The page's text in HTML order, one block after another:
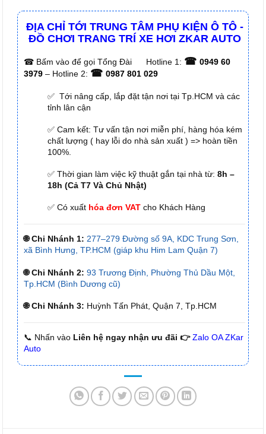
ĐỊA CHỈ TỚI TRUNG TÂM PHỤ KIỆN Ô TÔ -
ĐỒ CHƠI TRANG TRÍ XE HƠI ZKAR AUTO
☎ Bấm vào để gọi Tổng Đài Hotline 1: ☎ 0949 60
3979 – Hotline 2: ☎ 0987 801 029
✅ Tới nâng cấp, lắp đặt tận nơi tại Tp.HCM và các
tỉnh lân cận
✅ Cam kết: Tư vấn tận nơi miễn phí, hàng hóa kém
chất lượng ( hay lỗi do nhà sản xuất ) => hoàn tiền
100%.
✅ Thời gian làm việc kỹ thuật gắn tại nhà từ: 8h –
18h (Cả T7 Và Chủ Nhật)
✅ Có xuất hóa đơn VAT cho Khách Hàng
🌐 Chi Nhánh 1: 277–279 Đường số 9A, KDC Trung Sơn,
xã Bình Hưng, TP.HCM (giáp khu Him Lam Quận 7)
🌐 Chi Nhánh 2: 93 Trương Định, Phường Thủ Dầu Một,
Tp.HCM (Bình Dương cũ)
🌐 Chi Nhánh 3: Huỳnh Tấn Phát, Quận 7, Tp.HCM
📞 Nhấn vào Liên hệ ngay nhận ưu đãi 👉 Zalo OA ZKar
Auto